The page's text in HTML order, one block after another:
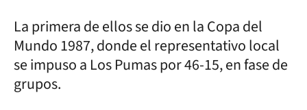
La primera de ellos se dio en la Copa del
Mundo 1987, donde el representativo local
se impuso a Los Pumas por 46-15, en fase de
grupos.